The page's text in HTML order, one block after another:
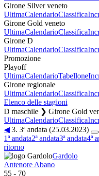
Girone Silver veneto
UltimaCalendarioClassifica
Girone Gold veneto
UltimaCalendarioClassifica
Girone D
UltimaCalendarioClassifica
Promozione
Playoff
UltimaCalendarioTabellone
Girone regionale
UltimaCalendarioClassifica
Elenco delle stagioni
D maschile ❯ Girone Gold
UltimaCalendarioClassifica
◀3. 3ª andata (25.03.2023)
1ª andata2ª andata3ª andata4ª
ritorno
Gardolo
Antenore Abano
55 - 70